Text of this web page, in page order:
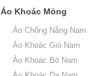
Áo Khoác Mỏng
Áo Chống Nắng Nam
Áo Khoác Gió Nam
Áo Khoác Bò Nam